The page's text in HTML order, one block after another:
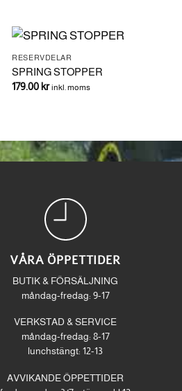
RESERVDELAR
SPRING STOPPER
179.00 kr inkl. moms
VÅRA ÖPPETTIDER
BUTIK & FÖRSÄLJNING
måndag-fredag: 9-17
VERKSTAD & SERVICE
måndag-fredag: 8-17
lunchstängt: 12-13
AVVIKANDE ÖPPETTIDER